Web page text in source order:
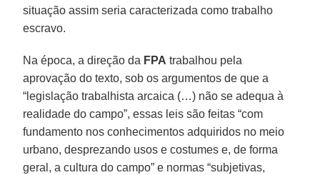
situação assim seria caracterizada como trabalho
escravo.
Na época, a direção da FPA trabalhou pela
aprovação do texto, sob os argumentos de que a
“legislação trabalhista arcaica (…) não se adequa à
realidade do campo”, essas leis são feitas “com
fundamento nos conhecimentos adquiridos no meio
urbano, desprezando usos e costumes e, de forma
geral, a cultura do campo” e normas “subjetivas,